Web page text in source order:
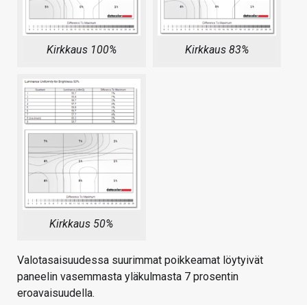
Kirkkaus 100% Kirkkaus 83%
Kirkkaus 50%
Valotasaisuudessa suurimmat poikkeamat löytyivät
paneelin vasemmasta yläkulmasta 7 prosentin
eroavaisuudella.